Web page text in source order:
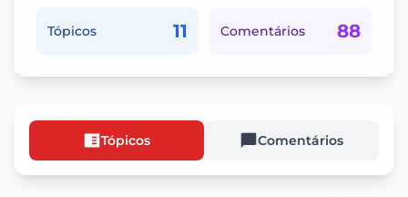
Tópicos 11 Comentários 88
Tópicos Comentários